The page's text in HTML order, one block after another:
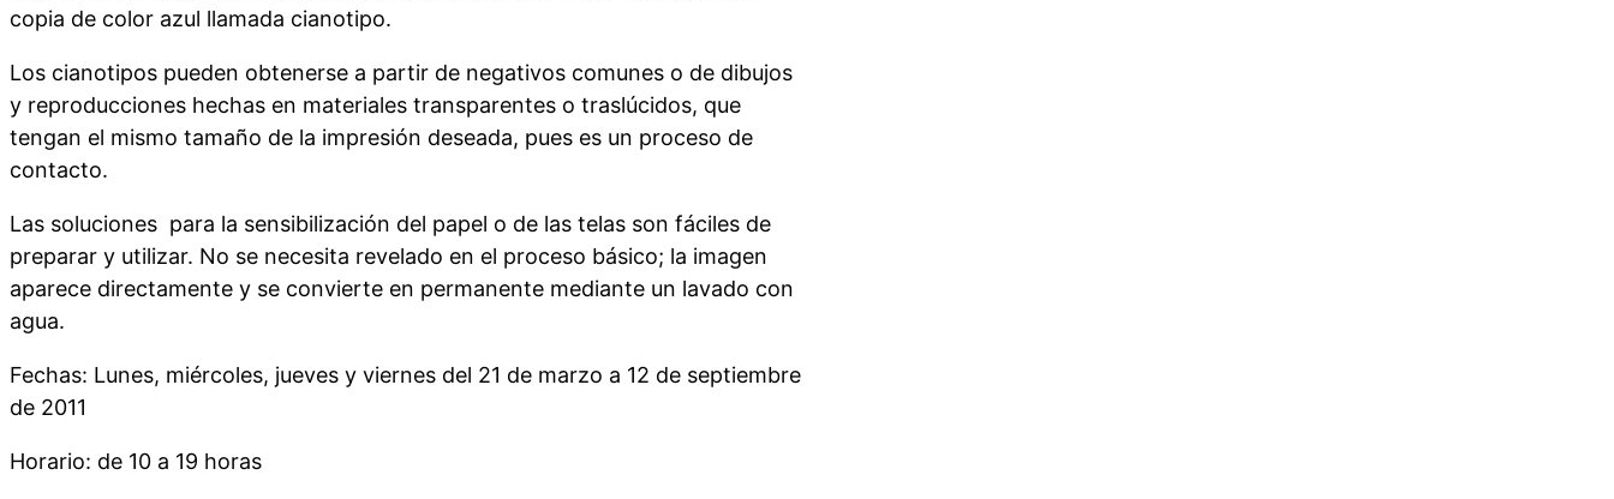
copia de color azul llamada cianotipo.
Los cianotipos pueden obtenerse a partir de negativos comunes o de dibujos
y reproducciones hechas en materiales transparentes o traslúcidos, que
tengan el mismo tamaño de la impresión deseada, pues es un proceso de
contacto.
Las soluciones para la sensibilización del papel o de las telas son fáciles de
preparar y utilizar. No se necesita revelado en el proceso básico; la imagen
aparece directamente y se convierte en permanente mediante un lavado con
agua.
Fechas: Lunes, miércoles, jueves y viernes del 21 de marzo a 12 de septiembre
de 2011
Horario: de 10 a 19 horas